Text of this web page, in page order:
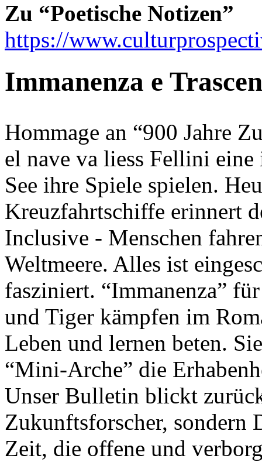
Zu “Poetische Notizen”
https://
Immanenza e
Hommage an “900 Jahre
el nave va liess Fellini
See ihre Spiele spielen.
Kreuzfahrtschiffe erinnert
Inclusive - Menschen
Weltmeere. Alles ist
fasziniert. “Immanenza”
und Tiger kämpfen im
Leben und lernen beten.
“Mini-Arche” die
Unser Bulletin blickt
Zukunftsforscher, sondern
Zeit, die offene und